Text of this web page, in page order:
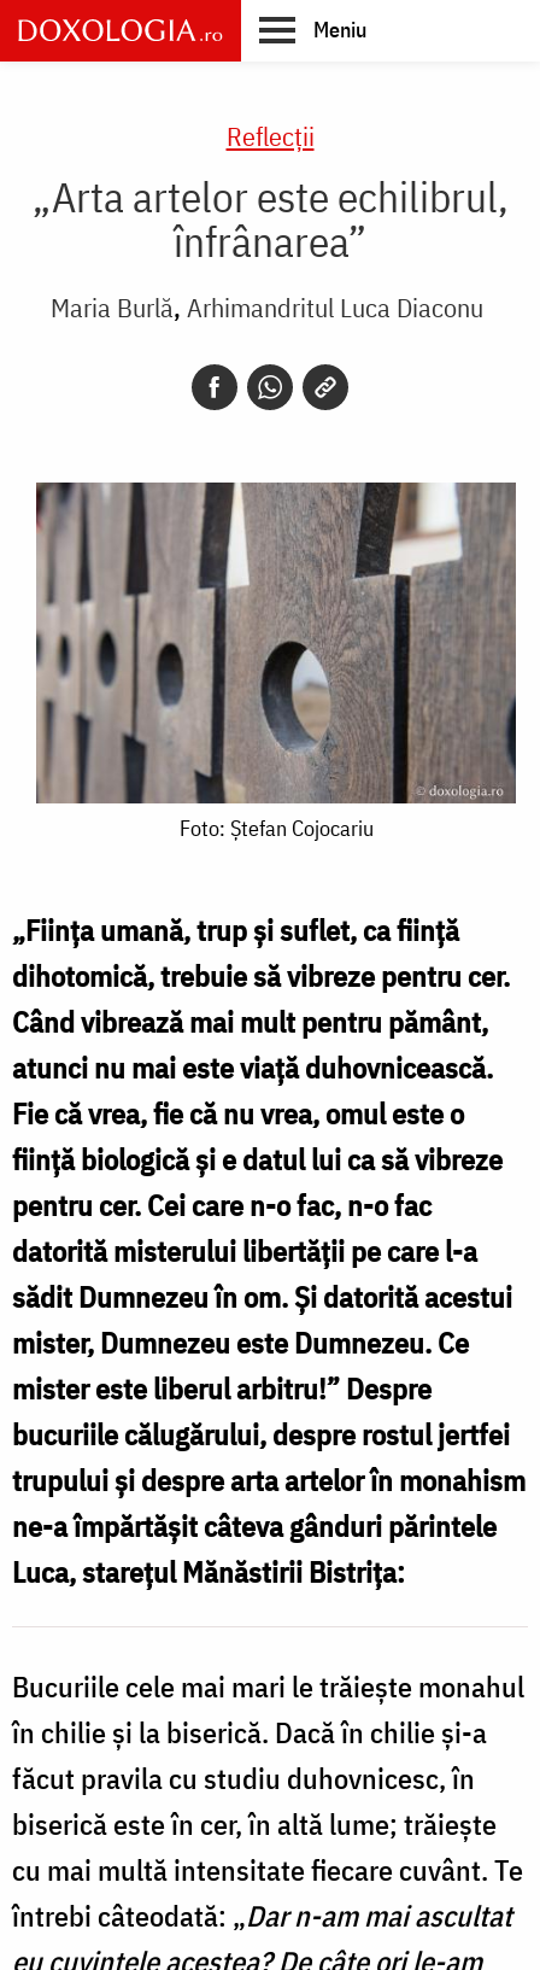
Skip
to
main
Meniu
Reflecții
„Arta artelor este echilibrul,
înfrânarea”
Maria Burlă Arhimandritul Luca Diaconu
Foto: Ștefan Cojocariu
„Ființa umană, trup și suflet, ca ființă
dihotomică, trebuie să vibreze pentru cer.
Când vibrează mai mult pentru pământ,
atunci nu mai este viață duhovnicească.
Fie că vrea, fie că nu vrea, omul este o
ființă biologică și e datul lui ca să vibreze
pentru cer. Cei care n-o fac, n-o fac
datorită misterului libertății pe care l-a
sădit Dumnezeu în om. Și datorită acestui
mister, Dumnezeu este Dumnezeu. Ce
mister este liberul arbitru!” Despre
bucuriile călugărului, despre rostul jertfei
trupului și despre arta artelor în monahism
ne-a împărtășit câteva gânduri părintele
Luca, starețul Mănăstirii Bistrița:
Bucuriile cele mai mari le trăiește monahul
în chilie și la biserică. Dacă în chilie și-a
făcut pravila cu studiu duhovnicesc, în
biserică este în cer, în altă lume; trăiește
cu mai multă intensitate fiecare cuvânt. Te
întrebi câteodată: „Dar n-am mai ascultat
eu cuvintele acestea? De câte ori le-am